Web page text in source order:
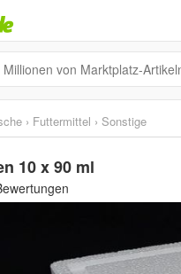
› Futtermittel › Sonstige
10 x 90 ml